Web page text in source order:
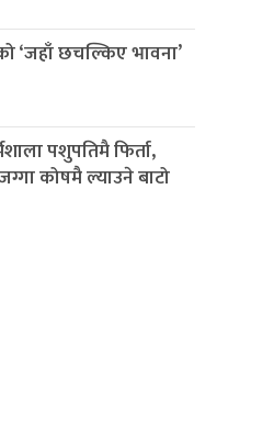
‘जहाँ छचल्किए भावना’
पशुपतिमै फिर्ता,
कोषमै ल्याउने बाटो